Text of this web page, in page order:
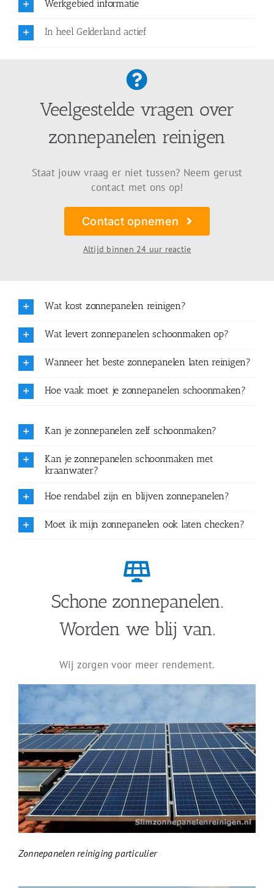
Werkgebied informatie
In heel Gelderland actief
Veelgestelde vragen over
zonnepanelen reinigen
Staat jouw vraag er niet tussen? Neem gerust
contact met ons op!
Contact opnemen
Altijd binnen 24 uur reactie
Wat kost zonnepanelen reinigen?
Wat levert zonnepanelen schoonmaken op?
Wanneer het beste zonnepanelen laten reinigen?
Hoe vaak moet je zonnepanelen schoonmaken?
Kan je zonnepanelen zelf schoonmaken?
Kan je zonnepanelen schoonmaken met
kraanwater?
Hoe rendabel zijn en blijven zonnepanelen?
Moet ik mijn zonnepanelen ook laten checken?
Schone zonnepanelen.
Worden we blij van.
Wij zorgen voor meer rendement.
Zonnepanelen reiniging particulier